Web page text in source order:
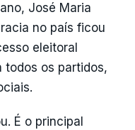
José Maria
no país ficou
eleitoral
todos os partidos,
É o principal